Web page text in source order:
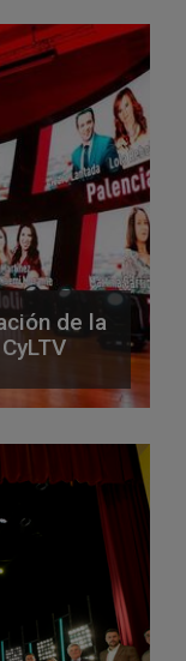
de la